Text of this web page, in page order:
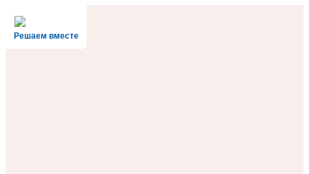
Решаем вместе